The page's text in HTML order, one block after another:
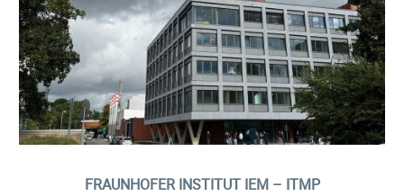
FRAUNHOFER INSTITUT IEM – ITMP